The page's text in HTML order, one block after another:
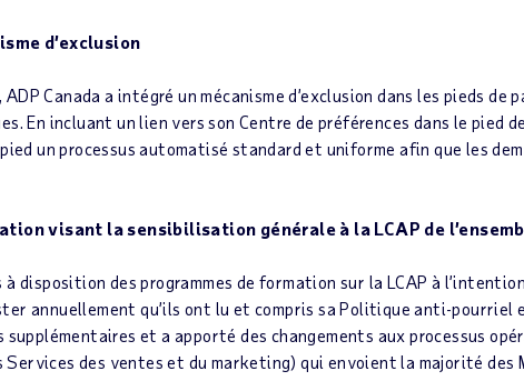
d’exclusion
Canada a intégré un mécanisme d’exclusion dans les pieds de
En incluant un lien vers son Centre de préférences dans le pied
pied un processus automatisé standard et uniforme afin que les
visant la sensibilisation générale à la LCAP de
à disposition des programmes de formation sur la LCAP à
annuellement qu’ils ont lu et compris sa Politique anti-pourriel
et a apporté des changements aux processus
des ventes et du marketing) qui envoient la majorité des